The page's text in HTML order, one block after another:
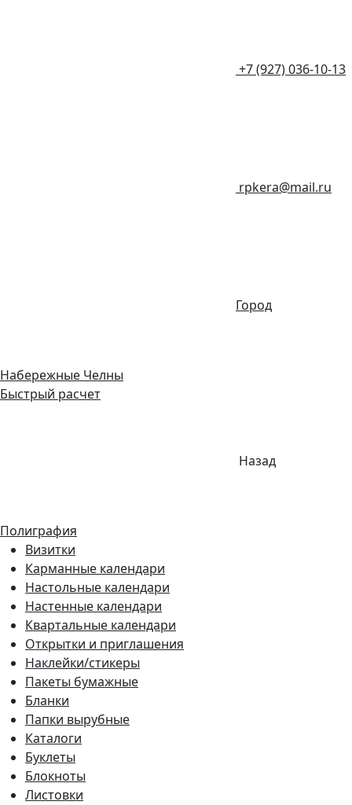
+7 (927) 036-10-13
rpkera@mail.ru
Город
Набережные Челны
Быстрый расчет
Назад
Полиграфия
Визитки
Карманные календари
Настольные календари
Настенные календари
Квартальные календари
Открытки и приглашения
Наклейки/стикеры
Пакеты бумажные
Бланки
Папки вырубные
Каталоги
Буклеты
Блокноты
Листовки